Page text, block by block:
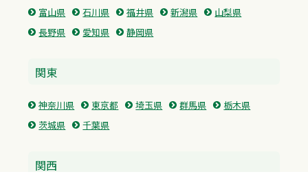
富山県 石川県 福井県 新潟県
山梨県
長野県
愛知県 静岡県
関東
神奈川県 東京都 埼玉県 群馬県
栃木県
茨城県
千葉県
関西